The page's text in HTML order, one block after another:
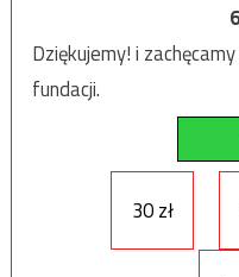
Dziękujemy! i
fundacji.
30 zł